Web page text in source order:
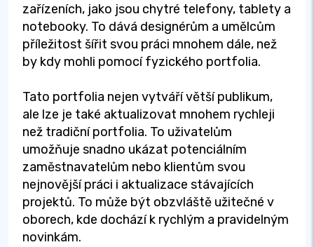
zařízeních, jako jsou chytré telefony, tablety a
notebooky. To dává designérům a umělcům
příležitost šířit svou práci mnohem dále, než
by kdy mohli pomocí fyzického portfolia.
Tato portfolia nejen vytváří větší publikum,
ale lze je také aktualizovat mnohem rychleji
než tradiční portfolia. To uživatelům
umožňuje snadno ukázat potenciálním
zaměstnavatelům nebo klientům svou
nejnovější práci i aktualizace stávajících
projektů. To může být obzvláště užitečné v
oborech, kde dochází k rychlým a pravidelným
novinkám.